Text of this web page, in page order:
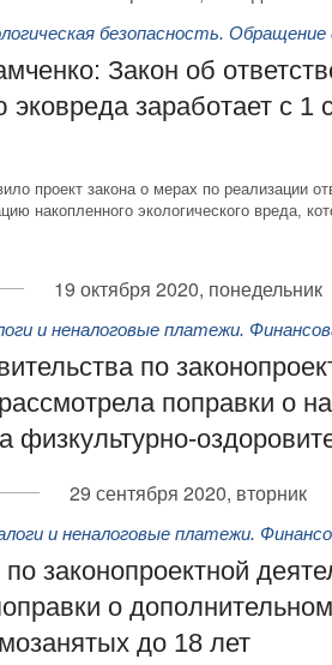
безопасность.
Закон об
заработает с 1
проект закона о мерах по реализации
накопленного экологического вреда,
19 октября 2020, понедельник
и неналоговые платежи.
по
поправки о
физкультурно-
29 сентября 2020, вторник
и неналоговые платежи.
законопроектной
о
до 18 лет